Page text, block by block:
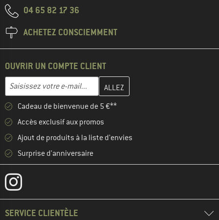
04 65 82 17 36
ACHETEZ CONSCIEMMENT
OUVRIR UN COMPTE CLIENT
Adresse e-mail
Entrez votre adresse e-mail ici et créez votre compte client à la
Cadeau de bienvenue de 5 €**
Accès exclusif aux promos
Ajout de produits à la liste d'envies
Surprise d'anniversaire
SERVICE CLIENTÈLE